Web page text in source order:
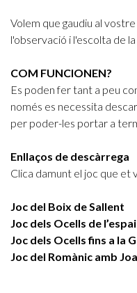
Volem que gaudiu al
l'observació i l'escolta de
COM FUNCIONEN?
Es poden fer tant a peu
només es necessita
per poder-les portar a
Enllaços de descàrrega
Clica damunt el joc que et
Joc del Boix de Sallent
Joc dels Ocells de
Joc dels Ocells fins a la
Joc del Romànic amb